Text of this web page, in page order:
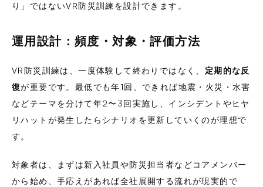
り」ではないVR防災訓練を設計できます。
運用設計：頻度・対象・評価方法
VR防災訓練は、一度体験して終わりではなく、 定期的な反
復が重要です。最低でも年1回、できれば地震・火災・水害
などテーマを分けて年2〜3回実施し、インシデントやヒヤ
リハットが発生したらシナリオを更新していくのが理想で
す。
対象者は、まずは新入社員や防災担当者などコアメンバー
から始め、手応えがあれば全社展開する流れが現実的で